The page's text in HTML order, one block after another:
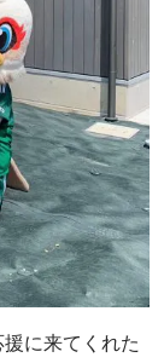
に来てくれた